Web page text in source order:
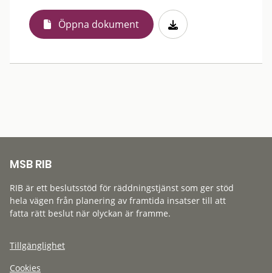
Öppna dokument
MSB RIB
RIB är ett beslutsstöd för räddningstjänst som ger stöd
hela vägen från planering av framtida insatser till att
fatta rätt beslut när olyckan är framme.
Tillgänglighet
Cookies